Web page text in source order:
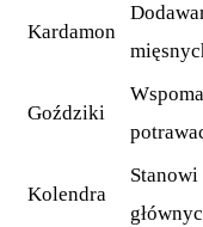
Kardamon
Goździki
Kolendra
Stanowi